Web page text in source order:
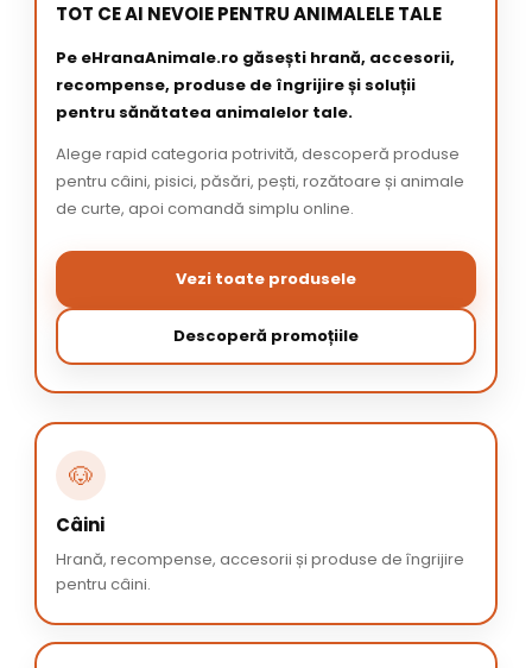
TOT CE AI NEVOIE PENTRU ANIMALELE TALE
Pe eHranaAnimale.ro găsești hrană, accesorii,
recompense, produse de îngrijire și soluții
pentru sănătatea animalelor tale.
Alege rapid categoria potrivită, descoperă produse
pentru câini, pisici, păsări, pești, rozătoare și animale
de curte, apoi comandă simplu online.
Vezi toate produsele
Descoperă promoțiile
🐶
Câini
Hrană, recompense, accesorii și produse de îngrijire
pentru câini.